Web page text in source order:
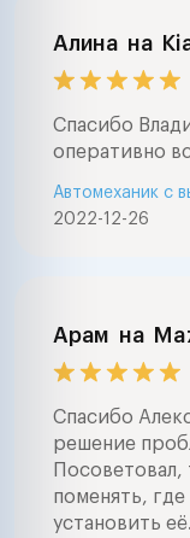
Алина на
Спасибо
оперативно
2022-12-26
Автомеханик с
Арам на
Спасибо
решение
поменять,
установить